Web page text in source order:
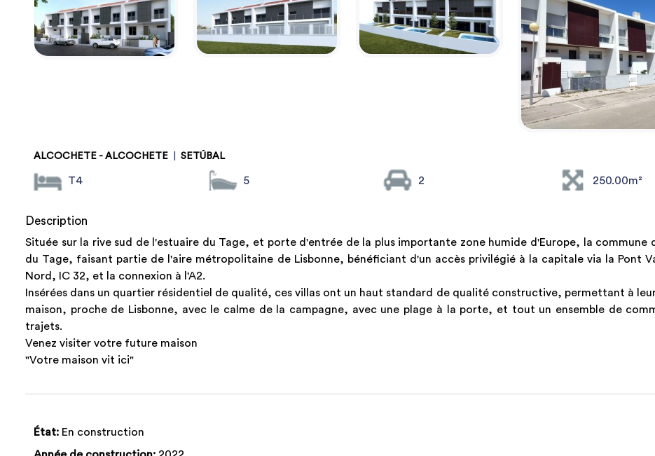
ALCOCHETE - ALCOCHETE SETÚBAL
T4 5 2 250.00m²
Description
Située sur la rive sud de l'estuaire du Tage, et porte d'entrée de la plus importante zone humide d'Europe, la
du Tage, faisant partie de l'aire métropolitaine de Lisbonne, bénéficiant d'un accès privilégié à la capitale via la Pont
Nord, IC 32, et la connexion à l'A2.
Insérées dans un quartier résidentiel de qualité, ces villas ont un haut standard de qualité constructive, permettant à
maison, proche de Lisbonne, avec le calme de la campagne, avec une plage à la porte, et tout un ensemble de
trajets.
Venez visiter votre future maison
"Votre maison vit ici"
État: En construction